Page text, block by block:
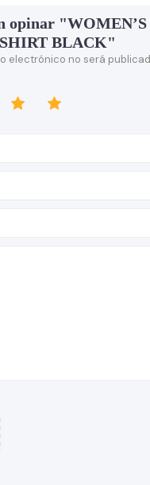
opinar
BLACK"
electrónico no será